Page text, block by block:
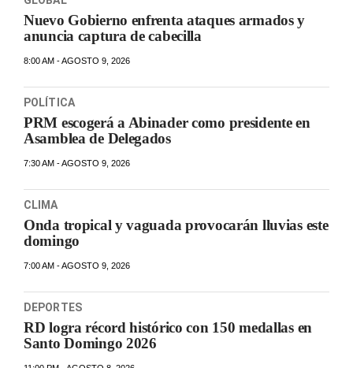
Nuevo Gobierno enfrenta ataques armados y
anuncia captura de cabecilla
8:00 AM - AGOSTO 9, 2026
POLÍTICA
PRM escogerá a Abinader como presidente en
Asamblea de Delegados
7:30 AM - AGOSTO 9, 2026
CLIMA
Onda tropical y vaguada provocarán lluvias este
domingo
7:00 AM - AGOSTO 9, 2026
DEPORTES
RD logra récord histórico con 150 medallas en
Santo Domingo 2026